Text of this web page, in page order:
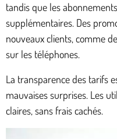
tandis que les
supplémentaires. Des
nouveaux clients, comme
sur les téléphones.
La transparence des tarifs
mauvaises surprises. Les
claires, sans frais cachés.